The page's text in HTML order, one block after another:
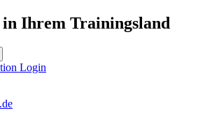
Ihrem Trainingsland
Login